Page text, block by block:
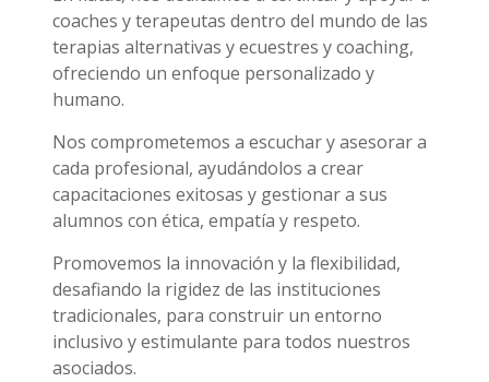
coaches y terapeutas dentro del mundo de las
terapias alternativas y ecuestres y coaching,
ofreciendo un enfoque personalizado y
humano.
Nos comprometemos a escuchar y asesorar a
cada profesional, ayudándolos a crear
capacitaciones exitosas y gestionar a sus
alumnos con ética, empatía y respeto.
Promovemos la innovación y la flexibilidad,
desafiando la rigidez de las instituciones
tradicionales, para construir un entorno
inclusivo y estimulante para todos nuestros
asociados.